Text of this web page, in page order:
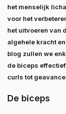
het menselijk
voor het
het uitvoeren van
algehele kracht
blog zullen we
de biceps
curls tot
De biceps